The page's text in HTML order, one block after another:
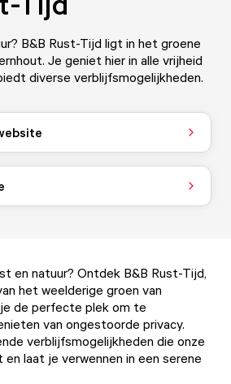
B&B Rust-Tijd ligt in het groene
Je geniet hier in alle vrijheid
diverse verblijfsmogelijkheden.
en natuur? Ontdek B&B Rust-Tijd,
het weelderige groen van
de perfecte plek om te
van ongestoorde privacy.
verblijfsmogelijkheden die onze
laat je verwennen in een serene